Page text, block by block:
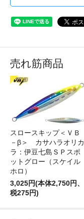
売れ筋商品
スロースキップ＜ＶＢ
－β＞ カサハラオリカ
ラ：伊豆七島ＳＰスポ
ットグロー（スケイル
ホロ）
3,025円(本体2,750円、
税275円)